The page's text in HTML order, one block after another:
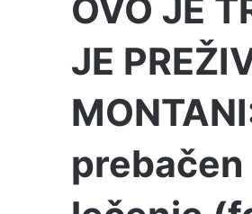
OVO JE
JE